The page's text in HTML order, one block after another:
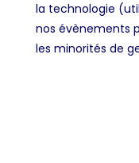
la technologie
nos évènements
les minorités de